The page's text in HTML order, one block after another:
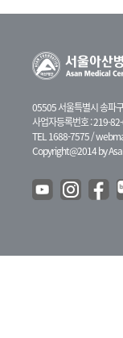
05505 서울특별시 송파
사업자등록번호 : 219-
TEL 1688-7575 /
Copyright@2014 by